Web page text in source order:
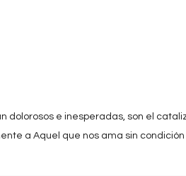
dolorosos e inesperadas, son el
a Aquel que nos ama sin condición